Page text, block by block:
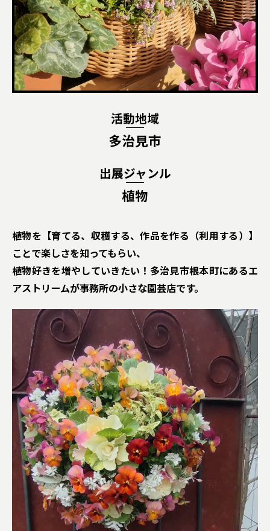
活動地域
多治見市
出展ジャンル
植物
植物を【育てる、収穫する、作品を作る（利用する）】
ことで楽しさを知ってもらい、
植物好きを増やしていきたい！多治見市根本町にあるエ
アストリームが事務所の小さな園芸店です。